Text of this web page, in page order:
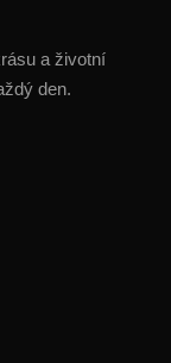
a životní
den.